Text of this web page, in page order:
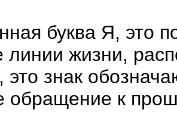
буква Я, это
линии жизни,
это знак
к